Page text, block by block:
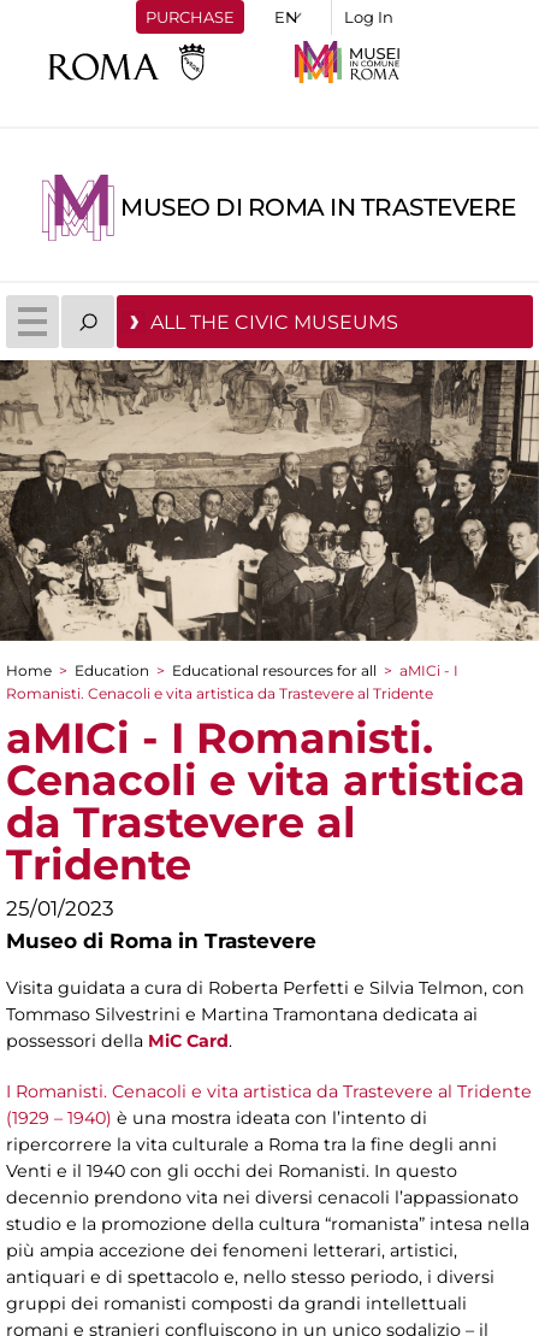
PURCHASE Log In
MUSEO DI ROMA IN TRASTEVERE
ALL THE CIVIC MUSEUMS
You are here
Home > Education > Educational resources for all > aMICi - I
Romanisti. Cenacoli e vita artistica da Trastevere al Tridente
aMICi - I Romanisti.
Cenacoli e vita artistica
da Trastevere al
Tridente
25/01/2023
Museo di Roma in Trastevere
Visita guidata a cura di Roberta Perfetti e Silvia Telmon, con
Tommaso Silvestrini e Martina Tramontana dedicata ai
possessori della MiC Card.
I Romanisti. Cenacoli e vita artistica da Trastevere al Tridente
(1929 – 1940) è una mostra ideata con l’intento di
ripercorrere la vita culturale a Roma tra la fine degli anni
Venti e il 1940 con gli occhi dei Romanisti. In questo
decennio prendono vita nei diversi cenacoli l’appassionato
studio e la promozione della cultura “romanista” intesa nella
più ampia accezione dei fenomeni letterari, artistici,
antiquari e di spettacolo e, nello stesso periodo, i diversi
gruppi dei romanisti composti da grandi intellettuali
romani e stranieri confluiscono in un unico sodalizio – il